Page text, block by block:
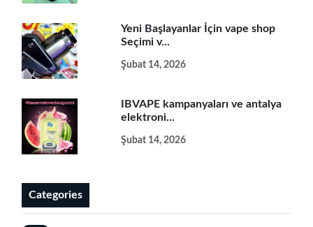
Yeni Başlayanlar İçin vape shop
Seçimi v...
Şubat 14, 2026
IBVAPE kampanyaları ve antalya
elektroni...
Şubat 14, 2026
Categories